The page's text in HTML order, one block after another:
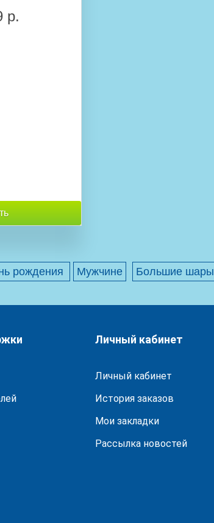
р.
рождения Мужчине Большие шары
Личный кабинет
Личный кабинет
История заказов
Мои закладки
Рассылка новостей